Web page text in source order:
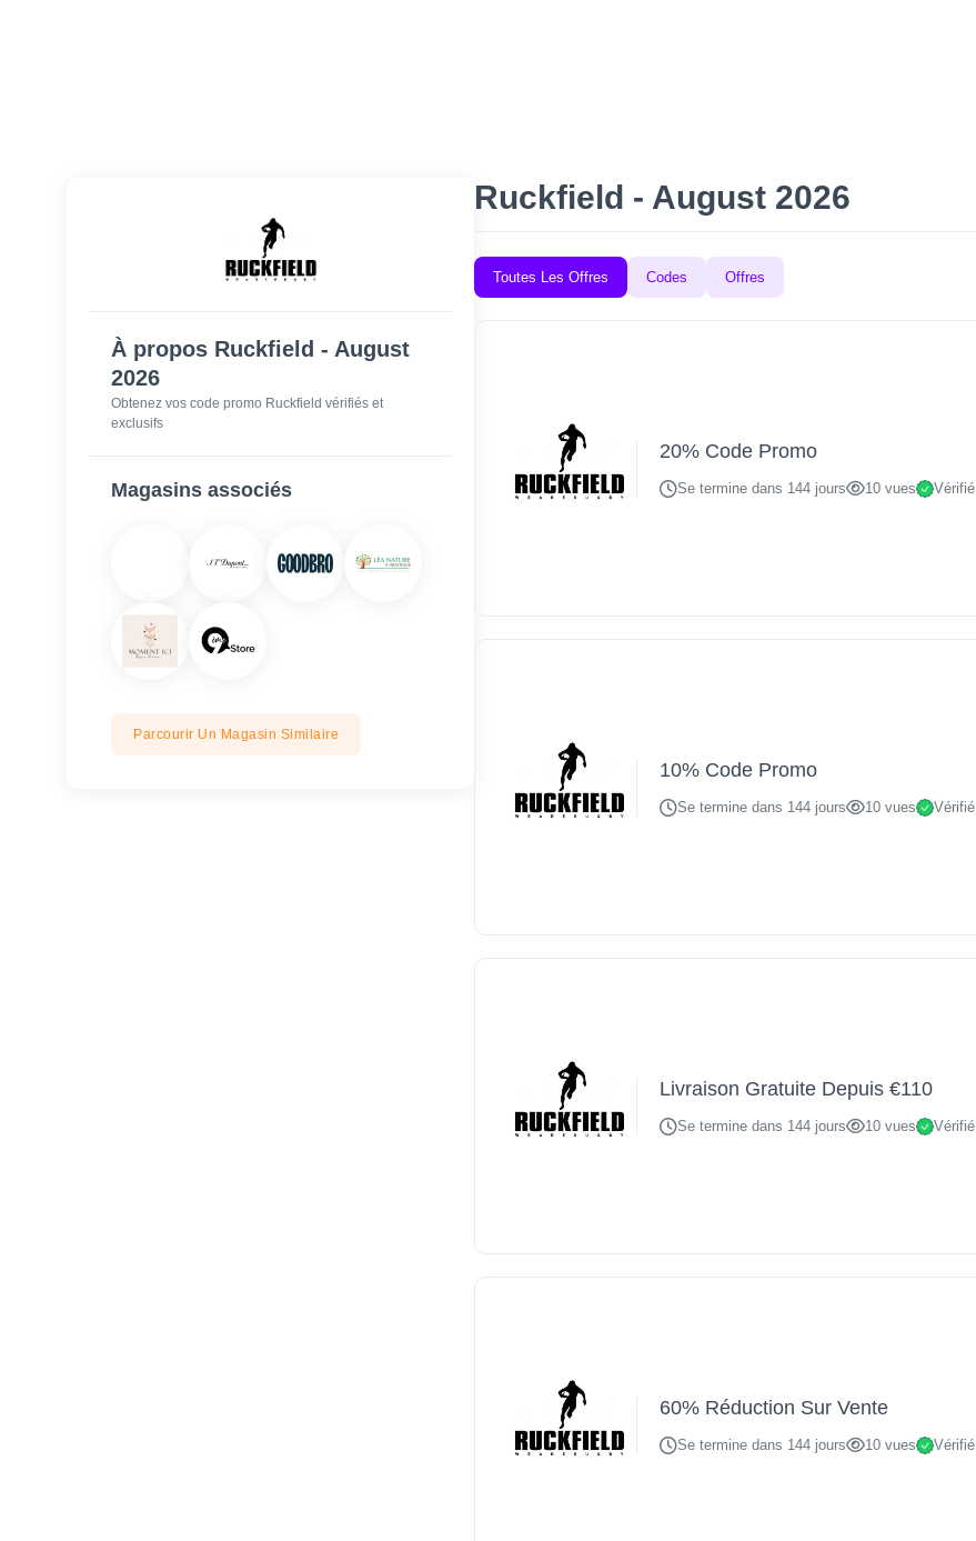
À propos Ruckfield - August
2026
Obtenez vos code promo Ruckfield vérifiés et
exclusifs
Magasins associés
Parcourir Un Magasin Similaire
Ruckfield - August 2026
Toutes Les Offres Codes Offres
20% Code Promo
Se termine dans 144 jours 10 vues Vérifié
10% Code Promo
Se termine dans 144 jours 10 vues Vérifié
Livraison Gratuite Depuis €110
Se termine dans 144 jours 10 vues Vérifié
60% Réduction Sur Vente
Se termine dans 144 jours 10 vues Vérifié